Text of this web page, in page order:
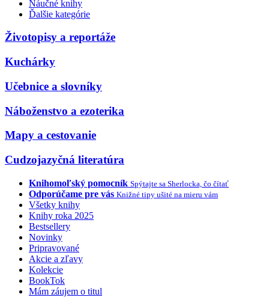
Náučné knihy
Ďalšie kategórie
Životopisy a reportáže
Kuchárky
Učebnice a slovníky
Náboženstvo a ezoterika
Mapy a cestovanie
Cudzojazyčná literatúra
Knihomoľský pomocník Spýtajte sa Sherlocka, čo čítať
Odporúčame pre vás Knižné tipy ušité na mieru vám
Všetky knihy
Knihy roka 2025
Bestsellery
Novinky
Pripravované
Akcie a zľavy
Kolekcie
BookTok
Mám záujem o titul